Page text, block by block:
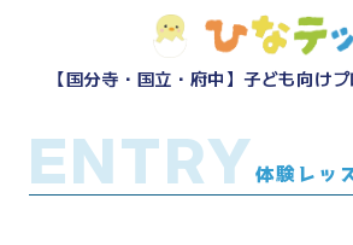
【国分寺・国立・府中】子ども向け
ENTRY体験レッ